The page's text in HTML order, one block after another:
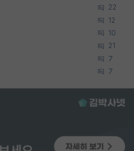
22
12
10
21
7
7